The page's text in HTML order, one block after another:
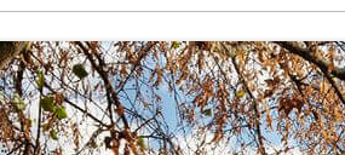
NEUIGKEITEN AUS DEM